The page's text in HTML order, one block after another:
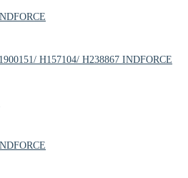
H157104/ H238867 INDFORCE